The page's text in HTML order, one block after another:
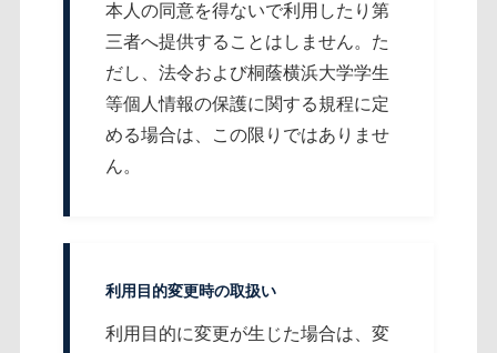
本人の同意を得ないで利用したり第
三者へ提供することはしません。た
だし、法令および桐蔭横浜大学学生
等個人情報の保護に関する規程に定
める場合は、この限りではありませ
ん。
利用目的変更時の取扱い
利用目的に変更が生じた場合は、変